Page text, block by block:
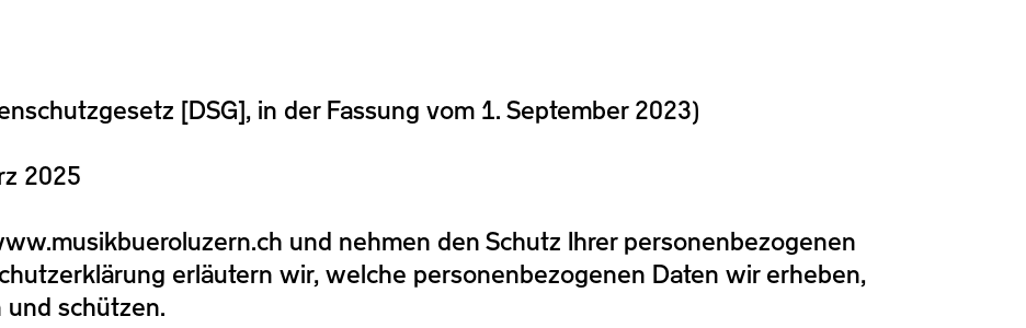
[DSG], in der Fassung vom 1. September 2023)
2025
und nehmen den Schutz Ihrer personenbezogenen
erläutern wir, welche personenbezogenen Daten wir erheben,
schützen.